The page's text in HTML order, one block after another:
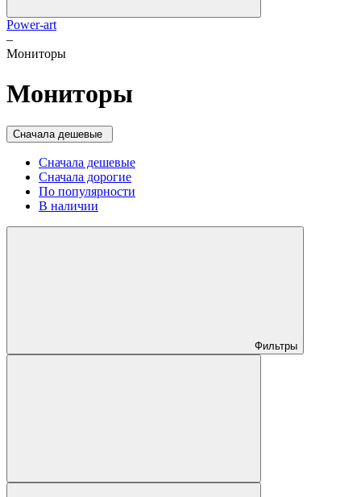
Power-art
–
Мониторы
Мониторы
Сначала дешевые
Сначала дешевые
Сначала дорогие
По популярности
В наличии
Фильтры